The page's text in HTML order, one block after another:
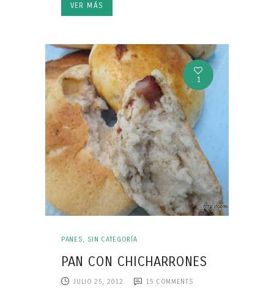
VER MÁS
1
PANES, SIN CATEGORÍA
PAN CON CHICHARRONES
JULIO 25, 2012 15 COMMENTS